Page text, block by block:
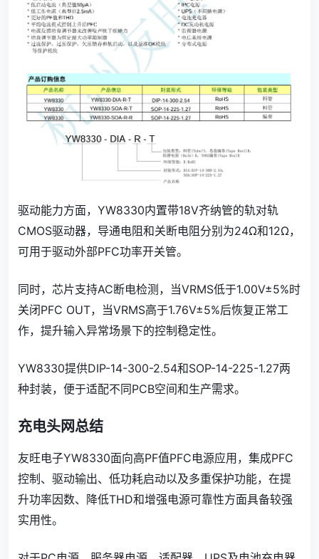
驱动能力方面，YW8330内置带18V齐纳管的轨对轨
CMOS驱动器，导通电阻和关断电阻分别为24Ω和12Ω，
可用于驱动外部PFC功率开关管。
同时，芯片支持AC断电检测，当VRMS低于1.00V±5%时
关闭PFC OUT，当VRMS高于1.76V±5%后恢复正常工
作，提升输入异常场景下的控制稳定性。
YW8330提供DIP-14-300-2.54和SOP-14-225-1.27两
种封装，便于适配不同PCB空间和生产需求。
充电头网总结
友旺电子YW8330面向高PF值PFC电源应用，集成PFC
控制、驱动输出、低功耗启动以及多重保护功能，在提
升功率因数、降低THD和增强电源可靠性方面具备较强
实用性。